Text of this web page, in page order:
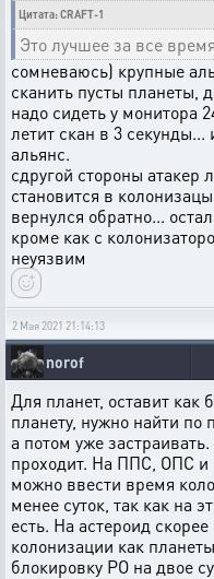
Цитата: CRAFT-1
Это лучшее за все
сомневаюсь) крупные
сканить пусты планеты,
надо сидеть у монитора
летит скан в 3 секунды...
альянс.
сдругой стороны атакер
становится в
вернулся обратно...
кроме как с
неуязвим
2 Мая 2021 21:14:13
norof
Для планет, оставит
планету, нужно найти по
а потом уже
проходит. На ППС, ОПС и
можно ввести время
менее суток, так как на
есть. На астероид
колонизации как
блокировку РО на двое